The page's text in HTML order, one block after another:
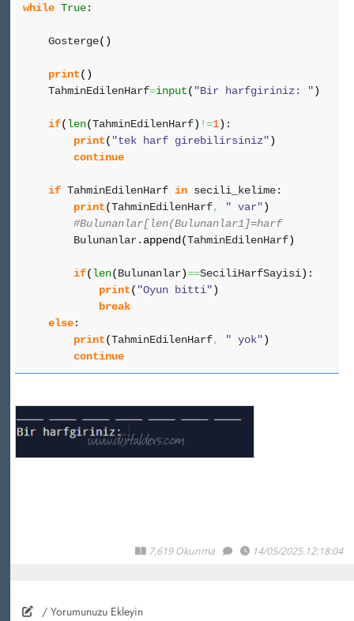
while True:
Gosterge( )
print( )
TahminEdilenHarf=input( "Bir harfgiriniz: ")
if(len(TahminEdilenHarf) !=1) :
print( "tek harf girebilirsiniz")
continue
if TahminEdilenHarf in secili_kelime:
print(TahminEdilenHarf, " var")
#Bulunanlar[len(Bulunanlar1]=harf
Bulunanlar. append (TahminEdilenHarf)
if(len(Bulunanlar)==SeciliHarfSayisi) :
print( "Oyun bitti")
break
else:
print(TahminEdilenHarf, " yok")
continue
7,619 Okunma 14/05/2025.12:18:04
/ Yorumunuzu Ekleyin